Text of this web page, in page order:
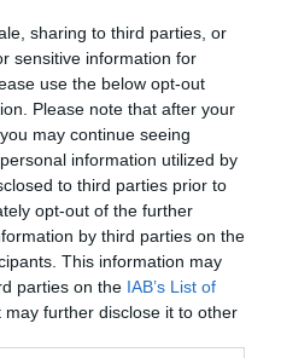
sharing to third parties, or
sensitive information for
use the below opt-out
Please note that after your
may continue seeing
information utilized by
to third parties prior to
opt-out of the further
by third parties on the
This information may
parties on the IAB’s List of
may further disclose it to other
προκειμένου να
υπόληψή μου, ιδίως στην
σε άμεση αποκατάσταση